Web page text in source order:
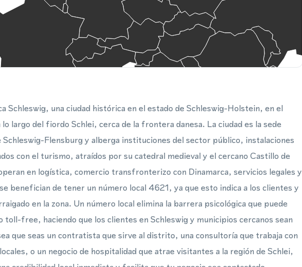
Schleswig, una ciudad histórica en el estado de Schleswig-Holstein, en el
largo del fiordo Schlei, cerca de la frontera danesa. La ciudad es la sede
Flensburg y alberga instituciones del sector público, instalaciones
con el turismo, atraídos por su catedral medieval y el cercano Castillo de
en logística, comercio transfronterizo con Dinamarca, servicios legales y
benefician de tener un número local 4621, ya que esto indica a los clientes y
en la zona. Un número local elimina la barrera psicológica que puede
free, haciendo que los clientes en Schleswig y municipios cercanos sean
que seas un contratista que sirve al distrito, una consultoría que trabaja con
o un negocio de hospitalidad que atrae visitantes a la región de Schlei,